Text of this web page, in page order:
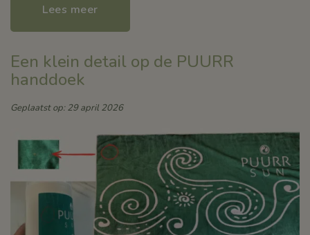
Lees meer
Een klein detail op de PUURR
handdoek
Geplaatst op: 29 april 2026